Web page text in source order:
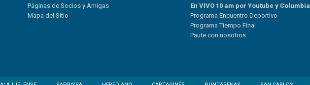
Páginas de Socios y Amigas
Mapa del Sitio
En VIVO 10 am por Youtube y Columbia
Programa Encuentro Deportivo
Programa Tiempo Final
Pautecon nosotros